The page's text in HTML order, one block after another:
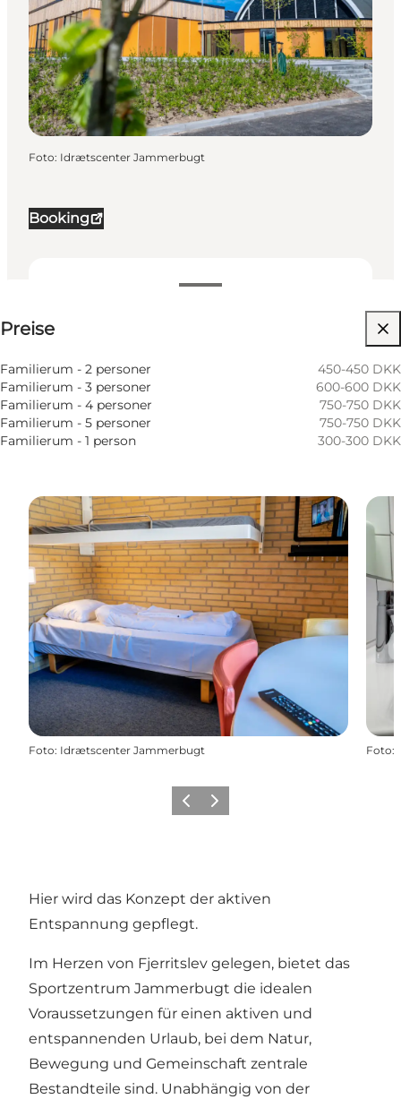
Booking
Preise
Familierum - 2 personer
450-450 DKK
Familierum - 3 personer
600-600 DKK
Familierum - 4 personer
750-750 DKK
Familierum - 5 personer
750-750 DKK
Familierum - 1 person
300-300 DKK
Hunde erlaubt
Foto: Idrætscenter Jammerbugt
Foto: Idrætscenter Jammerbugt Foto:
ZurückWeiter
Hier wird das Konzept der aktiven
Entspannung gepflegt.
Im Herzen von Fjerritslev gelegen, bietet das
Sportzentrum Jammerbugt die idealen
Voraussetzungen für einen aktiven und
entspannenden Urlaub, bei dem Natur,
Bewegung und Gemeinschaft zentrale
Bestandteile sind. Unabhängig von der